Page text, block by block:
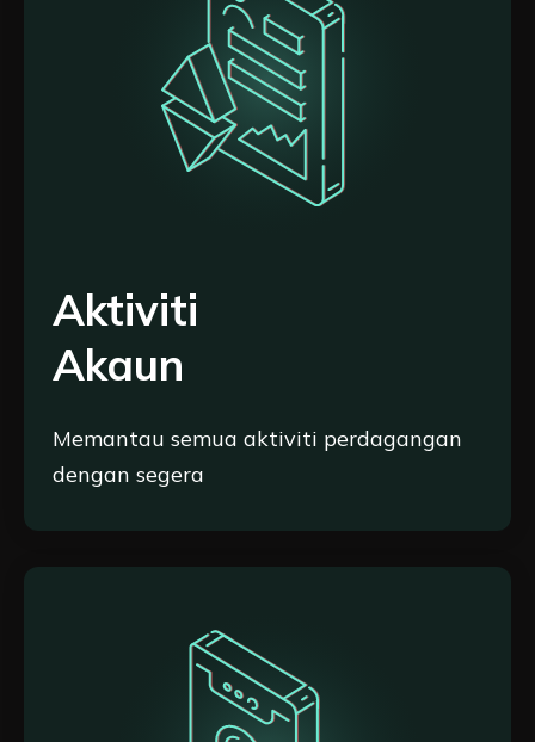
Aktiviti
Akaun
Memantau semua aktiviti perdagangan
dengan segera